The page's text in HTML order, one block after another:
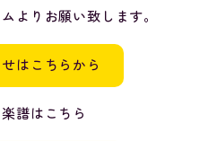
よりお願い致します。
はこちらから
譜はこちら